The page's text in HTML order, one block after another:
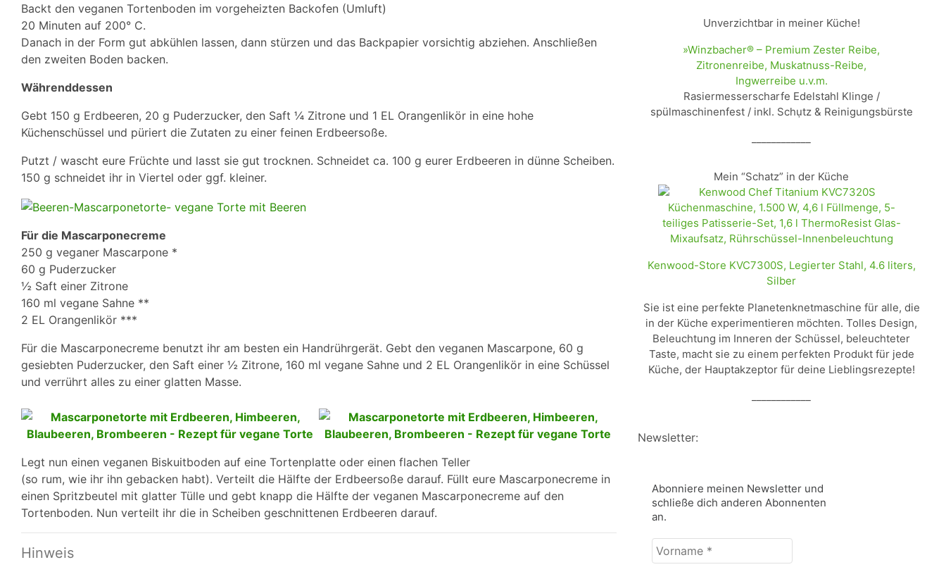
Backt den veganen Tortenboden im vorgeheizten Backofen (Umluft)
20 Minuten auf 200° C.
Danach in der Form gut abkühlen lassen, dann stürzen und das Backpapier vorsichtig abziehen. Anschließen
den zweiten Boden backen.
Währenddessen
Gebt 150 g Erdbeeren, 20 g Puderzucker, den Saft ¼ Zitrone und 1 EL Orangenlikör in eine hohe
Küchenschüssel und püriert die Zutaten zu einer feinen Erdbeersoße.
Putzt / wascht eure Früchte und lasst sie gut trocknen. Schneidet ca. 100 g eurer Erdbeeren in dünne Scheiben.
150 g schneidet ihr in Viertel oder ggf. kleiner.
Für die Mascarponecreme
250 g veganer Mascarpone *
60 g Puderzucker
½ Saft einer Zitrone
160 ml vegane Sahne **
2 EL Orangenlikör ***
Für die Mascarponecreme benutzt ihr am besten ein Handrührgerät. Gebt den veganen Mascarpone, 60 g
gesiebten Puderzucker, den Saft einer ½ Zitrone, 160 ml vegane Sahne und 2 EL Orangenlikör in eine Schüssel
und verrührt alles zu einer glatten Masse.
Legt nun einen veganen Biskuitboden auf eine Tortenplatte oder einen flachen Teller
(so rum, wie ihr ihn gebacken habt). Verteilt die Hälfte der Erdbeersoße darauf. Füllt eure Mascarponecreme in
einen Spritzbeutel mit glatter Tülle und gebt knapp die Hälfte der veganen Mascarponecreme auf den
Tortenboden. Nun verteilt ihr die in Scheiben geschnittenen Erdbeeren darauf.
Hinweis
Unverzichtbar in meiner Küche!
»Winzbacher® – Premium Zester Reibe,
Zitronenreibe, Muskatnuss-Reibe,
Ingwerreibe u.v.m.
Rasiermesserscharfe Edelstahl Klinge /
spülmaschinenfest / inkl. Schụtz & Reinigungsbürste
Mein “Schatz” in der Küche
Kenwood-Store KVC7300S, Legierter Stahl, 4.6 liters,
Silber
Sie ist eine perfekte Planetenknetmaschine für alle, die
in der Küche experimentieren möchten. Tolles Design,
Beleuchtung im Inneren der Schüssel, beleuchteter
Taste, macht sie zu einem perfekten Produkt für jede
Küche, der Hauptakzeptor für deine Lieblingsrezepte!
Newsletter:
Abonniere meinen Newsletter und
schließe dich anderen Abonnenten
an.
Vorname